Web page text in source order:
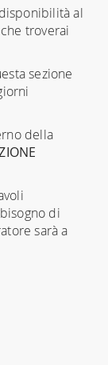
al
troverai
sezione
della
di
sarà a